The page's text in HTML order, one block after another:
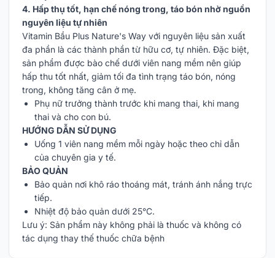
4. Hấp thụ tốt, hạn chế nóng trong, táo bón nhờ nguồn
nguyên liệu tự nhiên
Vitamin Bầu Plus Nature's Way với nguyên liệu sản xuất
đa phần là các thành phần từ hữu cơ, tự nhiên. Đặc biệt,
sản phẩm được bào chế dưới viên nang mềm nên giúp
hấp thu tốt nhất, giảm tối đa tình trạng táo bón, nóng
trong, không tăng cân ở mẹ.
Phụ nữ trưởng thành trước khi mang thai, khi mang
thai và cho con bú.
HƯỚNG DẪN SỬ DỤNG
Uống 1 viên nang mềm mỗi ngày hoặc theo chỉ dẫn
của chuyên gia y tế.
BẢO QUẢN
Bảo quản nơi khô ráo thoáng mát, tránh ánh nắng trực
tiếp.
Nhiệt độ bảo quản dưới 25°C.
Lưu ý: Sản phẩm này không phải là thuốc và không có
tác dụng thay thế thuốc chữa bệnh